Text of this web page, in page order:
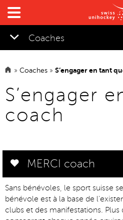

Coaches
» Coaches » S’engager en tant
S’engager
coach
MERCI coach
Sans bénévoles, le sport suisse
bénévole est à la base de
clubs et des manifestations.